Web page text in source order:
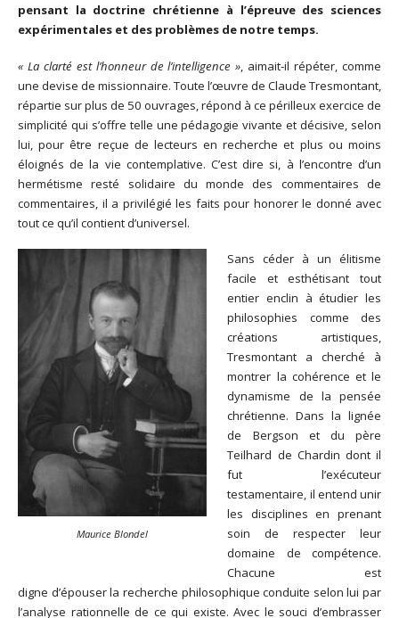
pensant la doctrine chrétienne à l’épreuve des sciences
expérimentales et des problèmes de notre temps.
« La clarté est l’honneur de l’intelligence », aimait-il répéter, comme
une devise de missionnaire. Toute l’œuvre de Claude Tresmontant,
répartie sur plus de 50 ouvrages, répond à ce périlleux exercice de
simplicité qui s’offre telle une pédagogie vivante et décisive, selon
lui, pour être reçue de lecteurs en recherche et plus ou moins
éloignés de la vie contemplative. C’est dire si, à l’encontre d’un
hermétisme resté solidaire du monde des commentaires de
commentaires, il a privilégié les faits pour honorer le donné avec
tout ce qu’il contient d’universel.
Maurice Blondel
Sans céder à un élitisme
facile et esthétisant tout
entier enclin à étudier les
philosophies comme des
créations artistiques,
Tresmontant a cherché à
montrer la cohérence et le
dynamisme de la pensée
chrétienne. Dans la lignée
de Bergson et du père
Teilhard de Chardin dont il
fut l’exécuteur
testamentaire, il entend unir
les disciplines en prenant
soin de respecter leur
domaine de compétence.
Chacune est
digne d’épouser la recherche philosophique conduite selon lui par
l’analyse rationnelle de ce qui existe. Avec le souci d’embrasser